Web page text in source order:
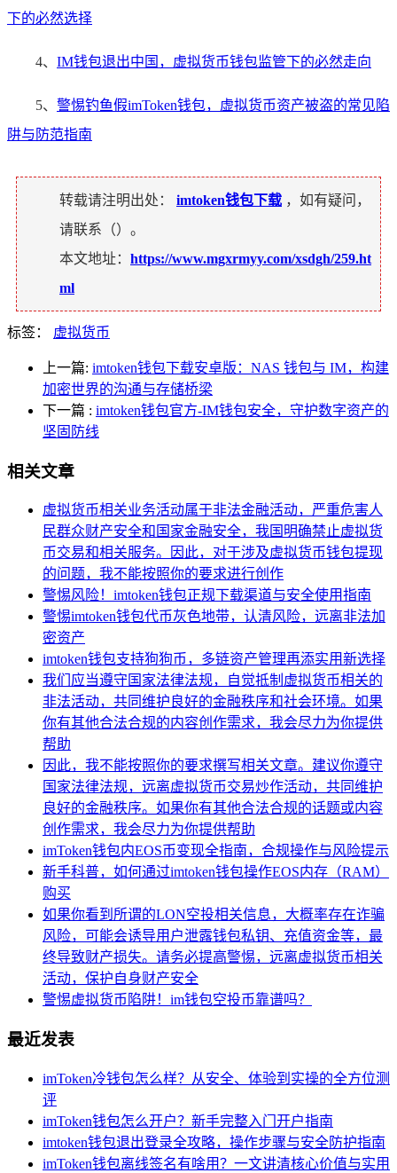
下的必然选择
4、 IM钱包退出中国，虚拟货币钱包监管下的必然走向
5、 警惕钓鱼假imToken钱包，虚拟货币资产被盗的常见陷
阱与防范指南
转载请注明出处： imtoken钱包下载 ，如有疑问，
请联系（）。
本文地址： https://www.mgxrmyy.com/xsdgh/259.ht
ml
标签： 虚拟货币
上一篇: imtoken钱包下载安卓版：NAS 钱包与 IM，构建
加密世界的沟通与存储桥梁
下一篇 : imtoken钱包官方-IM钱包安全，守护数字资产的
坚固防线
相关文章
虚拟货币相关业务活动属于非法金融活动，严重危害人
民群众财产安全和国家金融安全，我国明确禁止虚拟货
币交易和相关服务。因此，对于涉及虚拟货币钱包提现
的问题，我不能按照你的要求进行创作
警惕风险！imtoken钱包正规下载渠道与安全使用指南
警惕imtoken钱包代币灰色地带，认清风险，远离非法加
密资产
imtoken钱包支持狗狗币，多链资产管理再添实用新选择
我们应当遵守国家法律法规，自觉抵制虚拟货币相关的
非法活动，共同维护良好的金融秩序和社会环境。如果
你有其他合法合规的内容创作需求，我会尽力为你提供
帮助
因此，我不能按照你的要求撰写相关文章。建议你遵守
国家法律法规，远离虚拟货币交易炒作活动，共同维护
良好的金融秩序。如果你有其他合法合规的话题或内容
创作需求，我会尽力为你提供帮助
imToken钱包内EOS币变现全指南，合规操作与风险提示
新手科普，如何通过imtoken钱包操作EOS内存（RAM）
购买
如果你看到所谓的LON空投相关信息，大概率存在诈骗
风险，可能会诱导用户泄露钱包私钥、充值资金等，最
终导致财产损失。请务必提高警惕，远离虚拟货币相关
活动，保护自身财产安全
警惕虚拟货币陷阱！im钱包空投币靠谱吗？
最近发表
imToken冷钱包怎么样？从安全、体验到实操的全方位测
评
imToken钱包怎么开户？新手完整入门开户指南
imtoken钱包退出登录全攻略，操作步骤与安全防护指南
imToken钱包离线签名有啥用？一文讲清核心价值与实用